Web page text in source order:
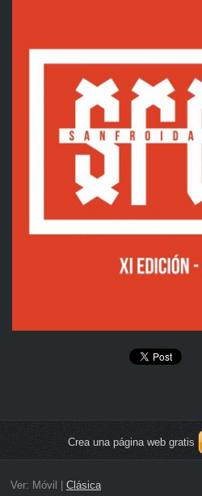
Crea una página web gratis
Ver: Móvil | Clásica